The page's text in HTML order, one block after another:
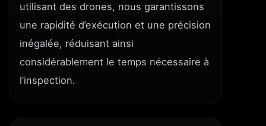
utilisant des drones, nous garantissons
une rapidité d’exécution et une précision
inégalée, réduisant ainsi
considérablement le temps nécessaire à
l’inspection.